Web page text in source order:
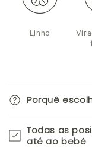
Linho
Porquê
Todas as
até ao bebé